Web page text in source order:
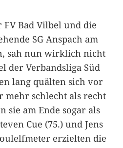
FV Bad Vilbel und die
SG Anspach am
sah nun wirklich nicht
der Verbandsliga Süd
lang quälten sich vor
mehr schlecht als recht
sie am Ende sogar als
Cue (75.) und Jens
erzielten die